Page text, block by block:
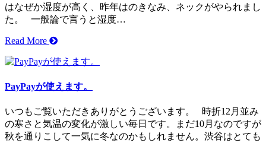
はなぜか湿度が高く、昨年はのきなみ、ネックがやられまし
た。 一般論で言うと湿度…
Read More
PayPayが使えます。
いつもご覧いただきありがとうございます。 時折12月並み
の寒さと気温の変化が激しい毎日です。まだ10月なのですが
秋を通りこして一気に冬なのかもしれません。渋谷はとても